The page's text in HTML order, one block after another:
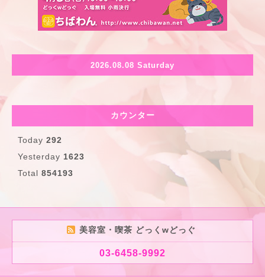
2026.08.08 Saturday
カウンター
Today 292
Yesterday 1623
Total 854193
美容室・喫茶 どっくwどっぐ
03-6458-9992